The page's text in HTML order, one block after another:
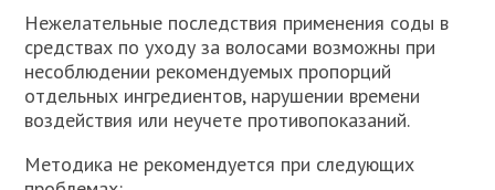
Нежелательные последствия применения соды в
средствах по уходу за волосами возможны при
несоблюдении рекомендуемых пропорций
отдельных ингредиентов, нарушении времени
воздействия или неучете противопоказаний.
Методика не рекомендуется при следующих